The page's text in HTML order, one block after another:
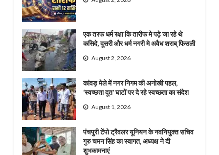
एक तरफ धर्म रक्षा कि तारीफ मे पढ़े जा रहे थे
कसिदे, दूसरी और धर्म नगरी मे अवैध शराब् फिसली
August 2, 2026
कांवड़ मेले में नगर निगम की अनोखी पहल,
‘स्वच्छता दूत’ घाटों पर दे रहे स्वच्छता का संदेश
August 1, 2026
पंचपुरी टेंपो ट्रैवलर यूनियन के नवनियुक्त सचिव
गुरु चमन सिंह का स्वागत, अध्यक्ष ने दी
शुभकामनाएं